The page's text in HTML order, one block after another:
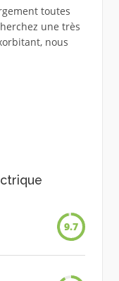
toutes
une très
nous
9.7